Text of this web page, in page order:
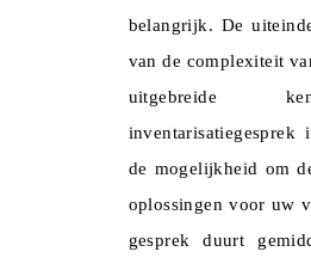
belangrijk. De
van de complexiteit
uitgebreide
de mogelijkheid om
oplossingen voor uw
gesprek duurt